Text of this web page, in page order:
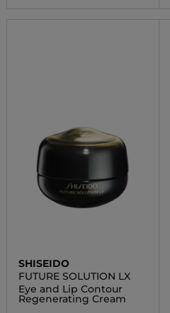
SHISEIDO
FUTURE SOLUTION LX
Eye and Lip Contour
Regenerating Cream